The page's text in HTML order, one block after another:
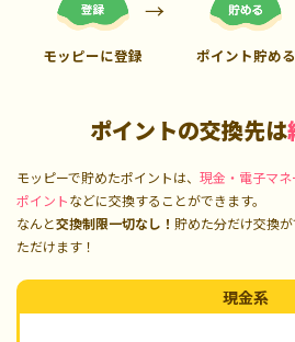
モッピーに登録 ポイント貯める
ポイントの交換先は
モッピーで貯めたポイントは、 現金・電子マ
ポイントなどに交換することができます。
なんと交換制限一切なし！ 貯めた分だけ交換
ただけます！
現金系